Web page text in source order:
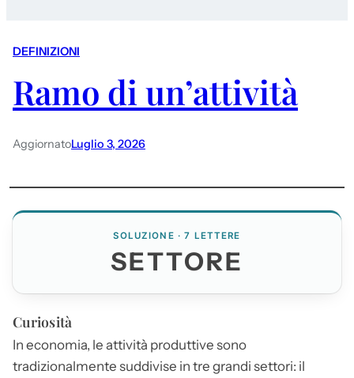
DEFINIZIONI
Ramo di un’attività
AggiornatoLuglio 3, 2026
SOLUZIONE · 7 LETTERE
SETTORE
Curiosità
In economia, le attività produttive sono
tradizionalmente suddivise in tre grandi settori: il